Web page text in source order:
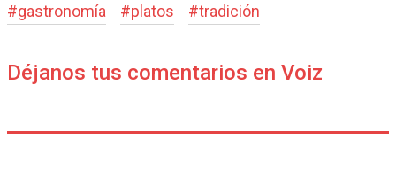
#gastronomía #platos #tradición
Déjanos tus comentarios en Voiz